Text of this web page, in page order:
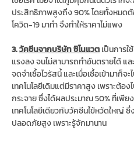
ประสิทธิภาพสูงถึง 90% โดยทั้งหมด
โควิด-19 มาทำ จึงทำให้ราคาไม่แพง
3.วัคซีนจากบริษัท ซิโนแวต เป็นการใ
แรงลง จนไม่สามารถทำอันตรายได้ แล
จดจำเชื้อไวรัสนี้ และเมื่อเชื้อเข้ามาก็จ
เทคโนโลยีเดิมแต่มีราคาสูง เพราะต้อ
กระจาย ซึ่งได้ผลประมาณ 50% ที่เพี
เทคโนโลยีเดียวกับวัคซีนไข้หวัดใหญ่
ปลอดภัยสูง เพราะรู้จักมานาน